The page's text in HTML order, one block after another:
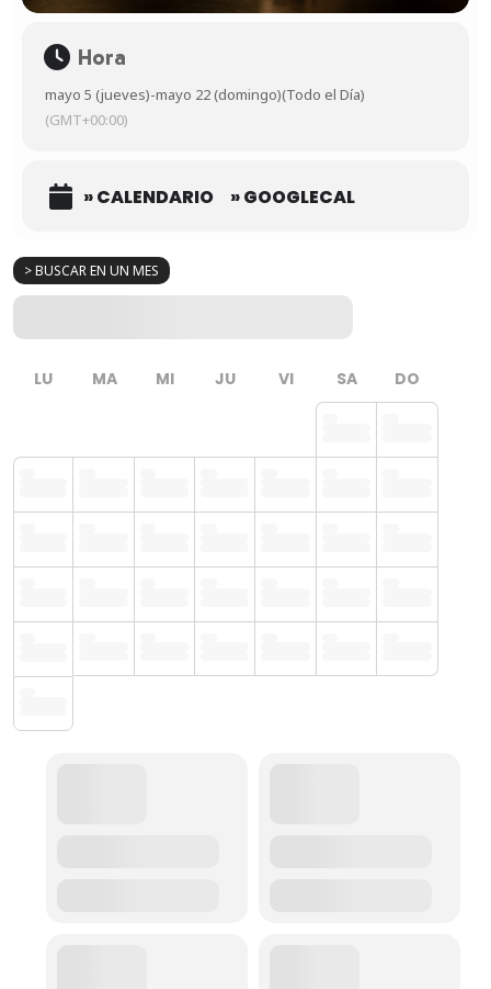
> BUSCAR EN UN MES
LU MA MI JU VI SA DO
Hora
mayo 5 (jueves)-mayo 22 (domingo)(Todo el Día)
(GMT+00:00)
» CALENDARIO » GOOGLECAL